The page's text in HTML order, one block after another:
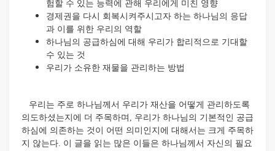
험할 수 있는 능력에 관해 우리에게 미친 영향
경제권을 다시 회복시켜주시고자 하는 하나님의 응답
과 이를 위한 우리의 역할
하나님의 공급하심에 대해 우리가 합리적으로 기대할
수 있는 것
우리가 소유한 재물을 관리하는 방법
우리는 주로 하나님께서 우리가 재산을 어떻게 관리하도록
의도하셨는지에 더 주목하며, 우리가 하나님의 기본적인 공급
하심에 의존하는 것이 어떤 의미인지에 대해서는 크게 주목하
지 않는다. 이 글을 읽는 많은 이들은 하나님께서 자신의 필요